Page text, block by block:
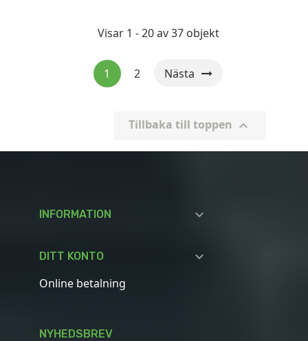
Visar 1 - 20 av 37 objekt
1 2 Nästa
Tillbaka till toppen 
INFORMATION 
DITT KONTO 
Online betalning
NYHEDSBREV